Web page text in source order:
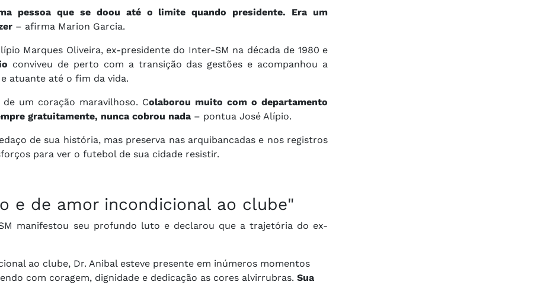
pessoa que se doou até o limite quando presidente. Era um
– afirma Marion Garcia.
Marques Oliveira, ex-presidente do Inter-SM na década de 1980 e
conviveu de perto com a transição das gestões e acompanhou a
atuante até o fim da vida.
um coração maravilhoso. Colaborou muito com o departamento
gratuitamente, nunca cobrou nada – pontua José Alípio.
de sua história, mas preserva nas arquibancadas e nos registros
para ver o futebol de sua cidade resistir.
e de amor incondicional ao clube"
manifestou seu profundo luto e declarou que a trajetória do ex-
ao clube, Dr. Anibal esteve presente em inúmeros momentos
com coragem, dignidade e dedicação as cores alvirrubras. Sua